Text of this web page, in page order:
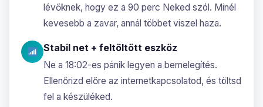
lévőknek, hogy ez a 90 perc Neked szól. Minél
kevesebb a zavar, annál többet viszel haza.
Stabil net + feltöltött eszköz
Ne a 18:02-es pánik legyen a bemelegítés.
Ellenőrizd előre az internetkapcsolatod, és töltsd
fel a készüléked.